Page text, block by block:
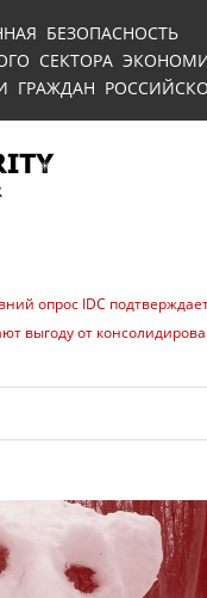
БЕЗОПАСНОСТЬ
СЕКТОРА
ГРАЖДАН
опрос IDC
выгоду от